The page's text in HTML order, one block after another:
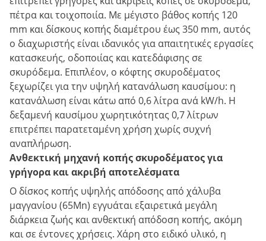
πέτρα και τοιχοποιία. Με μέγιστο βάθος κοπής 120
mm και δίσκους κοπής διαμέτρου έως 350 mm, αυτός
ο διαχωριστής είναι ιδανικός για απαιτητικές εργασίες
κατασκευής, οδοποιίας και κατεδάφισης σε
σκυρόδεμα. Επιπλέον, ο κόφτης σκυροδέματος
ξεχωρίζει για την υψηλή κατανάλωση καυσίμου: η
κατανάλωση είναι κάτω από 0,6 λίτρα ανά kW/h. Η
δεξαμενή καυσίμου χωρητικότητας 0,7 λίτρων
επιτρέπει παρατεταμένη χρήση χωρίς συχνή
αναπλήρωση.
Ανθεκτική μηχανή κοπής σκυροδέματος για
γρήγορα και ακριβή αποτελέσματα
Ο δίσκος κοπής υψηλής απόδοσης από χάλυβα
μαγγανίου (65Mn) εγγυάται εξαιρετικά μεγάλη
διάρκεια ζωής και ανθεκτική απόδοση κοπής, ακόμη
και σε έντονες χρήσεις. Χάρη στο ειδικό υλικό, η